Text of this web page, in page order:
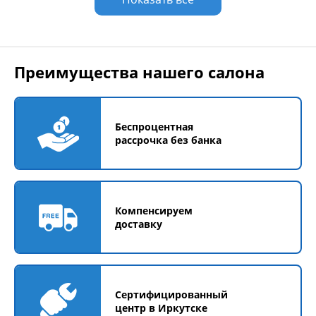
Преимущества нашего салона
Беспроцентная
рассрочка без банка
Компенсируем
доставку
Сертифицированный
центр в Иркутске